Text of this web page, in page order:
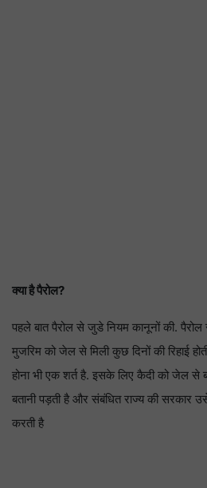
क्या है पैरोल?
पहले बात पैरोल से जुडे नियम कानूनों की. पैरोल
मुजरिम को जेल से मिली कुछ दिनों की रिहाई
होना भी एक शर्त है. इसके लिए कैदी को जेल
बतानी पड़ती है और संबंधित राज्य की सरकार
करती है